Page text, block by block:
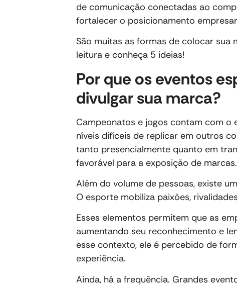
de comunicação conectadas ao
fortalecer o posicionamento
São muitas as formas de colocar sua
leitura e conheça 5 ideias!
Por que os eventos
divulgar sua marca?
Campeonatos e jogos contam com o
níveis difíceis de replicar em outros
tanto presencialmente quanto em
favorável para a exposição de marcas.
Além do volume de pessoas, existe
O esporte mobiliza paixões,
Esses elementos permitem que as
aumentando seu reconhecimento e
esse contexto, ele é percebido de
experiência.
Ainda, há a frequência. Grandes